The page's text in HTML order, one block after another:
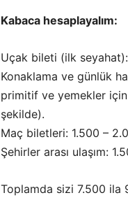
Kabaca hesaplayalım:
Uçak bileti (ilk
Konaklama ve günlük
primitif ve yemekler
şekilde).
Maç biletleri: 1.500 –
Şehirler arası ulaşım:
Toplamda sizi 7.500 ila